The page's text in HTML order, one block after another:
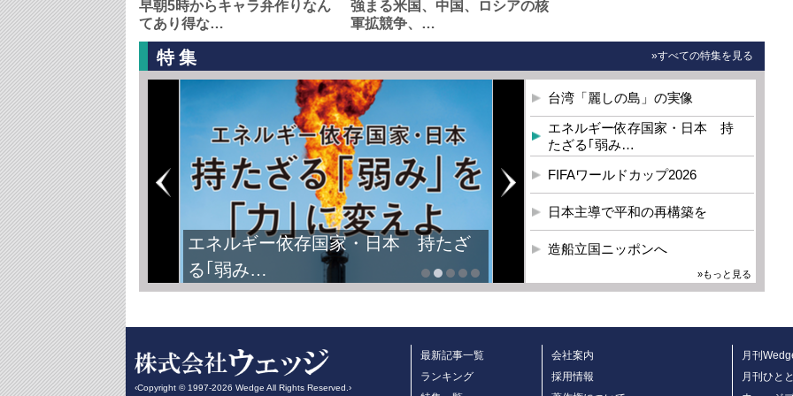
早朝5時からキャラ弁作りなん
てあり得な…
強まる米国、中国、ロシアの核
軍拡競争、…
特集 »すべての特集を見る
エネルギー依存国家・日本 持たざ
る｢弱み…
台湾「麗しの島」の実像
エネルギー依存国家・日本 持
たざる｢弱み…
FIFAワールドカップ2026
日本主導で平和の再構築を
造船立国ニッポンへ
»もっと見る
‹Copyright © 1997-2026 Wedge All Rights Reserved.›
最新記事一覧
ランキング
会社案内
採用情報
月刊
月刊ひと